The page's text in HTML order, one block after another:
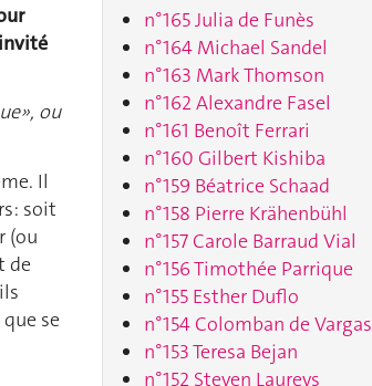
ou
Il
soit
(ou
de
se
n°165 Julia de Funès
n°164 Michael Sandel
n°163 Mark Thomson
n°162 Alexandre Fasel
n°161 Benoît Ferrari
n°160 Gilbert Kishiba
n°159 Béatrice Schaad
n°158 Pierre Krähenbühl
n°157 Carole Barraud Vial
n°156 Timothée Parrique
n°155 Esther Duflo
n°154 Colomban de Vargas
n°153 Teresa Bejan
n°152 Steven Laureys